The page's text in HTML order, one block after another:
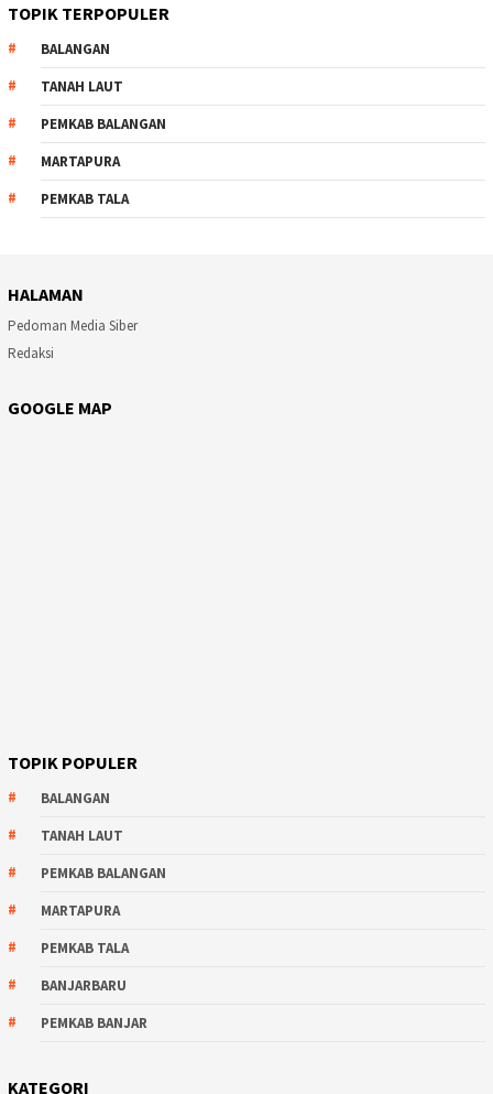
TOPIK TERPOPULER
BALANGAN
TANAH LAUT
PEMKAB BALANGAN
MARTAPURA
PEMKAB TALA
HALAMAN
Pedoman Media Siber
Redaksi
GOOGLE MAP
TOPIK POPULER
BALANGAN
TANAH LAUT
PEMKAB BALANGAN
MARTAPURA
PEMKAB TALA
BANJARBARU
PEMKAB BANJAR
KATEGORI